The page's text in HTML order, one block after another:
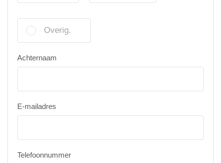
Overig.
Achternaam
E-mailadres
Telefoonnummer